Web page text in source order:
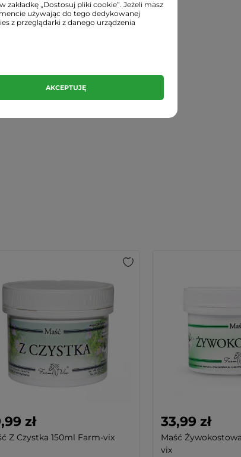
zł
Z Czystka 150ml Farm-vix
33,99 zł
Maść
vix
„Dostosuj pliki cookie”. Jeżeli masz
używając do tego dedykowanej
z przeglądarki z danego urządzenia
AKCEPTUJĘ